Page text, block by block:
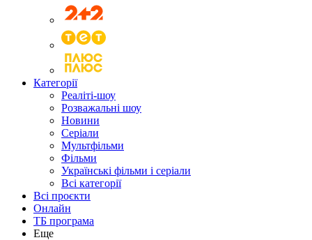
Категорії
Реаліті-шоу
Розважальні шоу
Новини
Серіали
Мультфільми
Фільми
Українські фільми і серіали
Всі категорії
Всі проєкти
Онлайн
ТБ програма
Еще